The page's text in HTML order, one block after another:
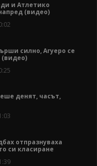
и Атлетико
(видео)
силно, Агуеро се
(видео)
денят, часът,
отпразнуваха
си класиране